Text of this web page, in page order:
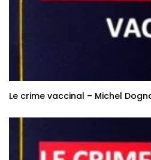
Le crime vaccinal – Michel